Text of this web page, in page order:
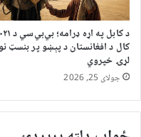
د کابل په اړه
کال د افغانستان د پېښو پر بنسټ
لړۍ خپروي
جولای 25, 2026